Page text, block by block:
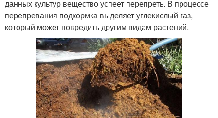
данных культур вещество успеет перепреть. В процессе
перепревания подкормка выделяет углекислый газ,
который может повредить другим видам растений.